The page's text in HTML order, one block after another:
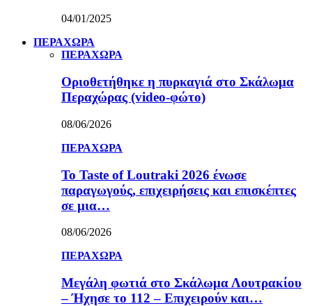
04/01/2025
ΠΕΡΑΧΩΡΑ
ΠΕΡΑΧΩΡΑ
Οριοθετήθηκε η πυρκαγιά στο Σκάλωμα
Περαχώρας (video-φώτο)
08/06/2026
ΠΕΡΑΧΩΡΑ
Το Taste of Loutraki 2026 ένωσε
παραγωγούς, επιχειρήσεις και επισκέπτες
σε μια…
08/06/2026
ΠΕΡΑΧΩΡΑ
Μεγάλη φωτιά στο Σκάλωμα Λουτρακίου
– Ήχησε το 112 – Επιχειρούν και…